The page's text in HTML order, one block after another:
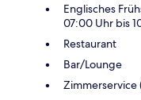
Englisches
07:00 Uhr bis
Restaurant
Bar/Lounge
Zimmerservice